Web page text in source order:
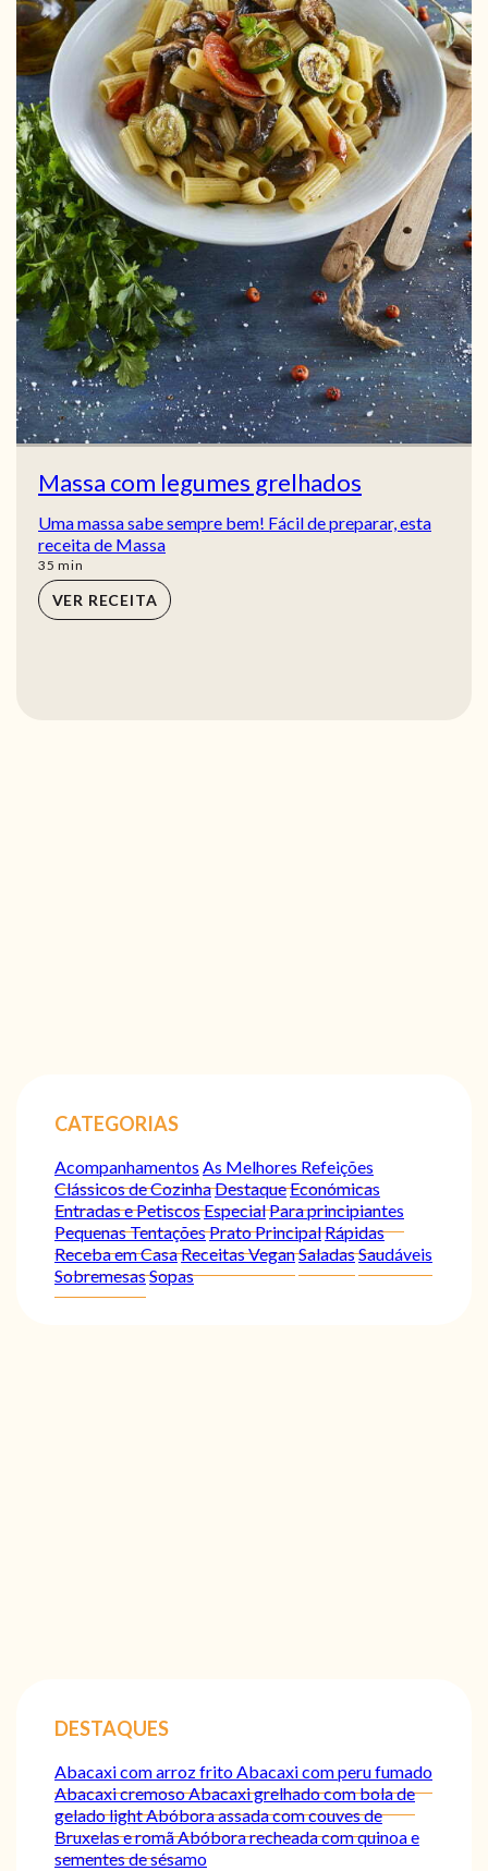
Massa com legumes grelhados
Uma massa sabe sempre bem! Fácil de preparar, esta
receita de Massa
35 min
min
VER RECEITA
CATEGORIAS
Acompanhamentos As Melhores Refeições
Clássicos de CozinhaDestaqueEconómicas
Entradas e PetiscosEspecialPara principiantes
Pequenas TentaçõesPrato PrincipalRápidas
Receba em CasaReceitas VeganSaladasSaudáveis
SobremesasSopas
DESTAQUES
Abacaxi com arroz fritoAbacaxi com peru fumado
Abacaxi cremosoAbacaxi grelhado com bola de
gelado lightAbóbora assada com couves de
Bruxelas e romãAbóbora recheada com quinoa e
sementes de sésamo